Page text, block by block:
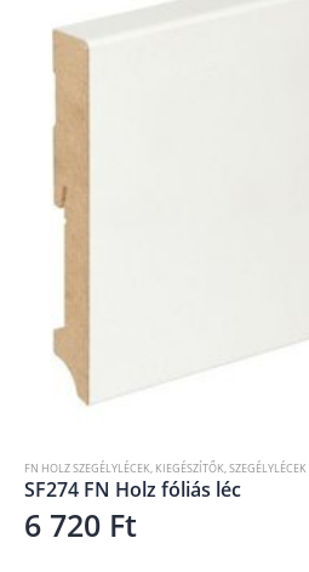
FN HOLZ SZEGÉLYLÉCEK KIEGÉSZÍTŐK SZEGÉLYLÉCEK
SF274 FN Holz fóliás léc
6 720 Ft